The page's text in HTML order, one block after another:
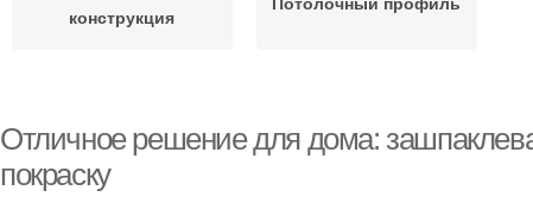
конструкция
Отличное решение для дома:
покраску